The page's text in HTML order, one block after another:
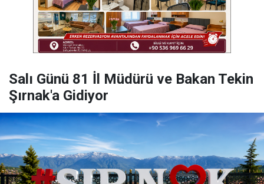
Salı Günü 81 İl Müdürü ve Bakan Tekin
Şırnak'a Gidiyor